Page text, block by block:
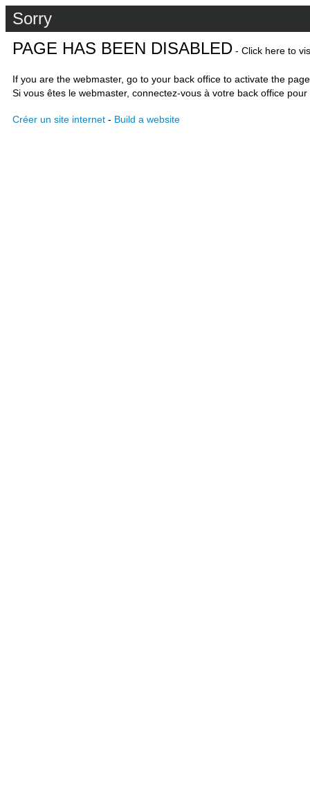
Sorry
PAGE HAS BEEN DISABLED - Click here to
If you are the webmaster, go to your back office to activate the
Si vous êtes le webmaster, connectez-vous à votre back office
Créer un site internet - Build a website